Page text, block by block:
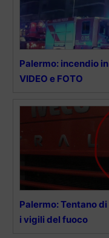
Palermo: incendio
VIDEO e FOTO
Palermo: Tentano
i vigili del fuoco